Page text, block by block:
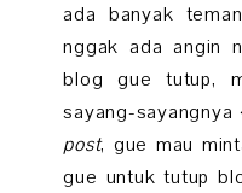
ada banyak
nggak ada angin
blog gue tutup,
sayang-
post, gue mau
gue untuk tutup